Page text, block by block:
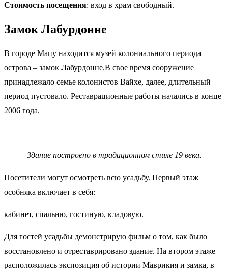
Стоимость посещения: вход в храм свободный.
Замок Лабурдонне
В городе Мапу находится музей колониального периода
острова – замок Лабурдонне.В свое время сооружение
принадлежало семье колонистов Вайхе, далее, длительный
период пустовало. Реставрационные работы начались в конце
2006 года.
Здание построено в традиционном стиле 19 века.
Посетители могут осмотреть всю усадьбу. Первый этаж
особняка включает в себя:
кабинет, cпальню, гостиную, кладовую.
Для гостей усадьбы демонстрирую фильм о том, как было
восстановлено и отреставрировано здание. На втором этаже
расположилась экспозиция об истории Маврикия и замка, в